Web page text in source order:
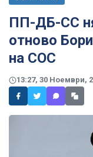
ПП-ДБ-СС
отново
на СОС
13:27, 30 Ноември,